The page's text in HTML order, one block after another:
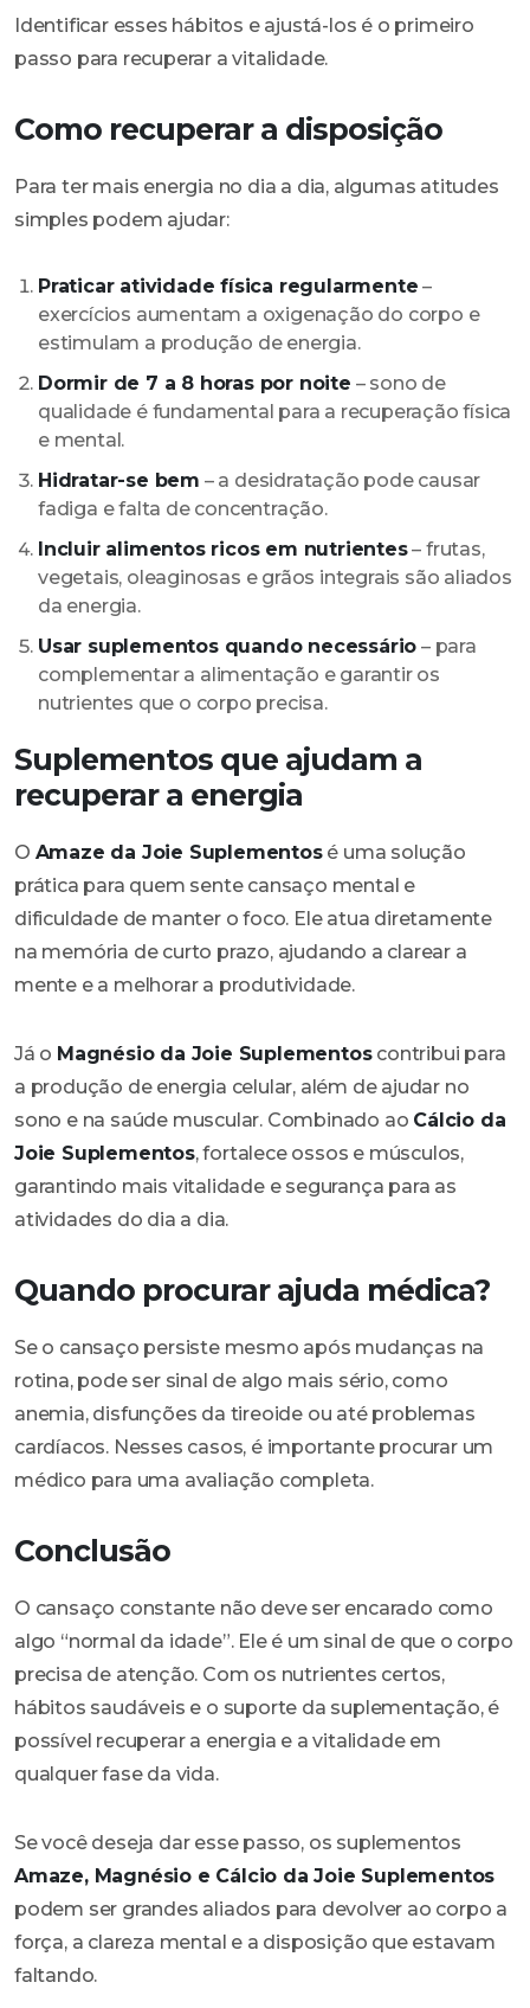
Identificar esses hábitos e ajustá-los é o primeiro
passo para recuperar a vitalidade.
Como recuperar a disposição
Para ter mais energia no dia a dia, algumas atitudes
simples podem ajudar:
Praticar atividade física regularmente –
exercícios aumentam a oxigenação do corpo e
estimulam a produção de energia.
Dormir de 7 a 8 horas por noite – sono de
qualidade é fundamental para a recuperação física
e mental.
Hidratar-se bem – a desidratação pode causar
fadiga e falta de concentração.
Incluir alimentos ricos em nutrientes– frutas,
vegetais, oleaginosas e grãos integrais são aliados
da energia.
Usar suplementos quando necessário – para
complementar a alimentação e garantir os
nutrientes que o corpo precisa.
Suplementos que ajudam a
recuperar a energia
O Amaze da Joie Suplementosé uma solução
prática para quem sente cansaço mental e
dificuldade de manter o foco. Ele atua diretamente
na memória de curto prazo, ajudando a clarear a
mente e a melhorar a produtividade.
Já o Magnésio da Joie Suplementoscontribui para
a produção de energia celular, além de ajudar no
sono e na saúde muscular. Combinado ao Cálcio da
Joie Suplementos, fortalece ossos e músculos,
garantindo mais vitalidade e segurança para as
atividades do dia a dia.
Quando procurar ajuda médica?
Se o cansaço persiste mesmo após mudanças na
rotina, pode ser sinal de algo mais sério, como
anemia, disfunções da tireoide ou até problemas
cardíacos. Nesses casos, é importante procurar um
médico para uma avaliação completa.
Conclusão
O cansaço constante não deve ser encarado como
algo “normal da idade”. Ele é um sinal de que o corpo
precisa de atenção. Com os nutrientes certos,
hábitos saudáveis e o suporte da suplementação, é
possível recuperar a energia e a vitalidade em
qualquer fase da vida.
Se você deseja dar esse passo, os suplementos
Amaze, Magnésio e Cálcio da Joie Suplementos
podem ser grandes aliados para devolver ao corpo a
força, a clareza mental e a disposição que estavam
faltando.